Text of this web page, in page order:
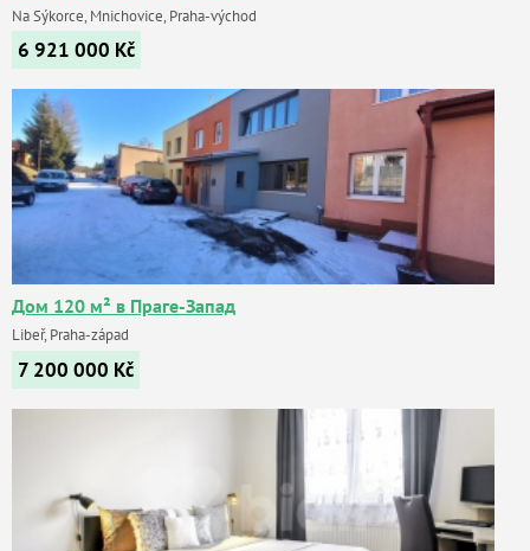
Na Sýkorce, Mnichovice, Praha-východ
6 921 000 Kč
Дом 120 м² в Праге-Запад
Libeř, Praha-západ
7 200 000 Kč